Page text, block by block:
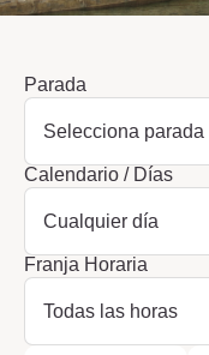
Parada
Calendario / Días
Franja Horaria